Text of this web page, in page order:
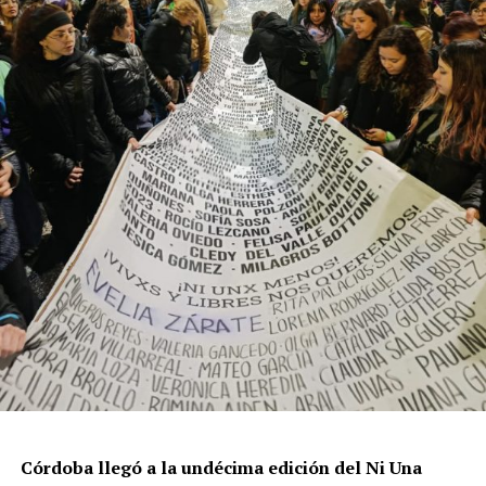
cualitativamente distinto a la progresión observada en
los años anteriores”.
La violencia por odio hacia el colectivo LGBT+ se
intensificó en un contexto de desmantelamiento de
políticas públicas, vaciamiento de organismos de
protección, paralización de la agenda legislativa en
materia de derechos y consolidación de discursos
fascistas que estigmatizan a la diversidad.
Para María Rachid, titular del Instituto contra la
Discriminación de la Ciudad de Buenos Aires e
integrante de la Federación Argentina LGBT+
(FALGBT), el drástico aumento de estos crímenes en
Argentina no puede separarse de los discursos de odio
que provienen del gobierno nacional. “Tanto el
de manera violenta y discriminatoria hacia la comunidad
Córdoba llegó a la undécima edición del Ni Una